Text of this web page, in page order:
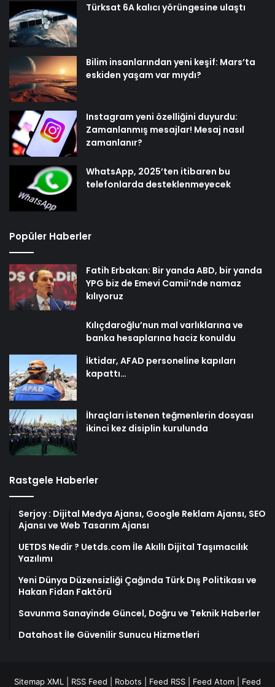
Türksat 6A kalıcı yörüngesine ulaştı
Bilim insanlarından yeni keşif: Mars’ta
eskiden yaşam var mıydı?
Instagram yeni özelliğini duyurdu:
Zamanlanmış mesajlar! Mesaj nasıl
zamanlanır?
WhatsApp, 2025’ten itibaren bu
telefonlarda desteklenmeyecek
Popüler Haberler
Fatih Erbakan: Bir yanda ABD, bir yanda
YPG biz de Emevi Camii’nde namaz
kılıyoruz
Kılıçdaroğlu’nun mal varlıklarına ve
banka hesaplarına haciz konuldu
İktidar, AFAD personeline kapıları
kapattı…
İhraçları istenen teğmenlerin dosyası
ikinci kez disiplin kurulunda
Rastgele Haberler
Serjoy : Dijital Medya Ajansı, Google Reklam Ajansı, SEO
Ajansı ve Web Tasarım Ajansı
UETDS Nedir ? Uetds.com İle Akıllı Dijital Taşımacılık
Yazılımı
Yeni Dünya Düzensizliği Çağında Türk Dış Politikası ve
Hakan Fidan Faktörü
Savunma Sanayinde Güncel, Doğru ve Teknik Haberler
Datahost İle Güvenilir Sunucu Hizmetleri
Sitemap XML RSS Feed Robots Feed RSS Feed Atom Feed